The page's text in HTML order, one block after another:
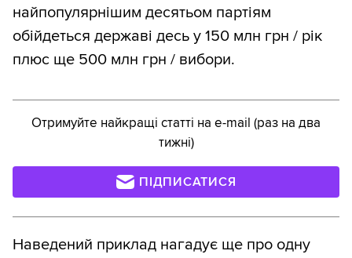
найпопулярнішим десятьом партіям
обійдеться державі десь у 150 млн грн / рік
плюс ще 500 млн грн / вибори.
Отримуйте найкращі статті на e-mail (раз на два
тижні)
ПІДПИСАТИСЯ
Наведений приклад нагадує ще про одну